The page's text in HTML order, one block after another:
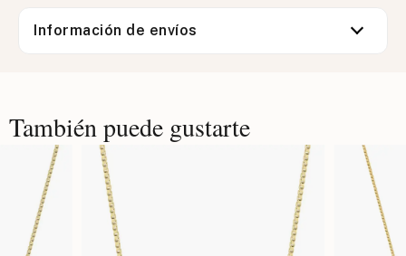
Información de envíos
También puede gustarte